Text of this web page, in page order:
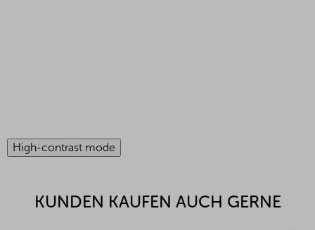
High-contrast mode
KUNDEN KAUFEN AUCH GERNE